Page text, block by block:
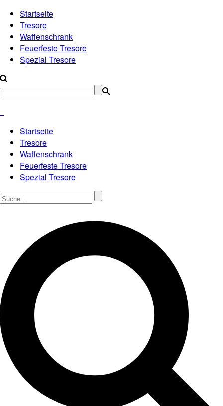
Startseite
Tresore
Waffenschrank
Feuerfeste Tresore
Spezial Tresore
Startseite
Tresore
Waffenschrank
Feuerfeste Tresore
Spezial Tresore